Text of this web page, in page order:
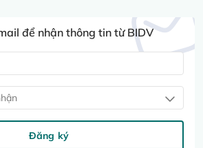
để nhận thông tin từ BIDV
Đăng ký